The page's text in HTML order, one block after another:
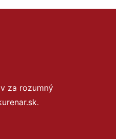
za rozumný